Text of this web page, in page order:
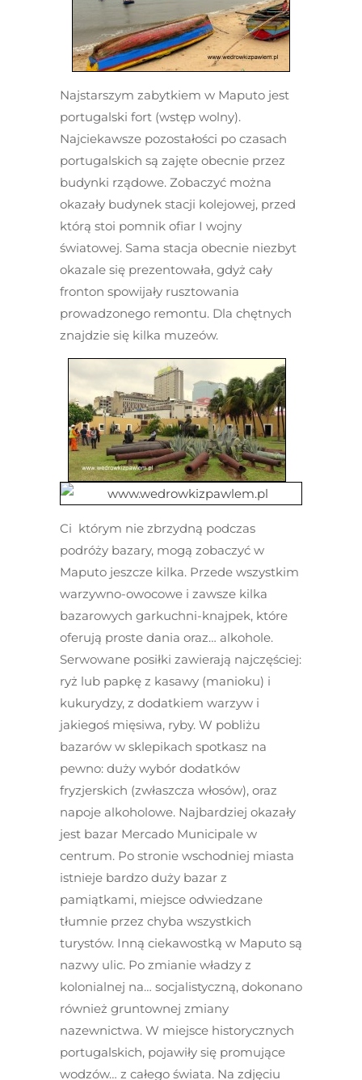
Najstarszym zabytkiem w Maputo jest
portugalski fort (wstęp wolny).
Najciekawsze pozostałości po czasach
portugalskich są zajęte obecnie przez
budynki rządowe. Zobaczyć można
okazały budynek stacji kolejowej, przed
którą stoi pomnik ofiar I wojny
światowej. Sama stacja obecnie niezbyt
okazale się prezentowała, gdyż cały
fronton spowijały rusztowania
prowadzonego remontu. Dla chętnych
znajdzie się kilka muzeów.
Ci którym nie zbrzydną podczas
podróży bazary, mogą zobaczyć w
Maputo jeszcze kilka. Przede wszystkim
warzywno-owocowe i zawsze kilka
bazarowych garkuchni-knajpek, które
oferują proste dania oraz… alkohole.
Serwowane posiłki zawierają najczęściej:
ryż lub papkę z kasawy (manioku) i
kukurydzy, z dodatkiem warzyw i
jakiegoś mięsiwa, ryby. W pobliżu
bazarów w sklepikach spotkasz na
pewno: duży wybór dodatków
fryzjerskich (zwłaszcza włosów), oraz
napoje alkoholowe. Najbardziej okazały
jest bazar Mercado Municipale w
centrum. Po stronie wschodniej miasta
istnieje bardzo duży bazar z
pamiątkami, miejsce odwiedzane
tłumnie przez chyba wszystkich
turystów. Inną ciekawostką w Maputo są
nazwy ulic. Po zmianie władzy z
kolonialnej na… socjalistyczną, dokonano
również gruntownej zmiany
nazewnictwa. W miejsce historycznych
portugalskich, pojawiły się promujące
wodzów… z całego świata. Na zdjęciu